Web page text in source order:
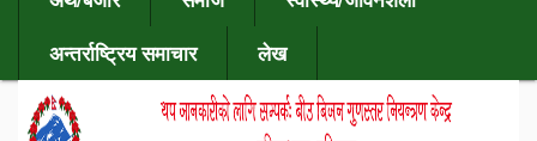
अन्तर्राष्ट्रिय समाचार
लेख